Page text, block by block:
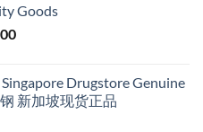
through
S$209.00
Goods
Price
through
S$209.00
Drugstore Genuine
新加坡现货正品